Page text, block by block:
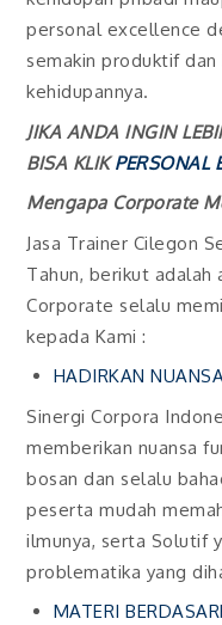
personal excellence
semakin produktif
kehidupannya.
JIKA ANDA INGIN
BISA KLIKPERSONAL
Mengapa Corporate
Jasa Trainer Cilegon
Tahun, berikut adalah
Corporate selalu
kepada Kami :
HADIRKAN
Sinergi Corpora
memberikan nuansa
bosan dan selalu
peserta mudah
ilmunya, serta Solutif
problematika yang
MATERI